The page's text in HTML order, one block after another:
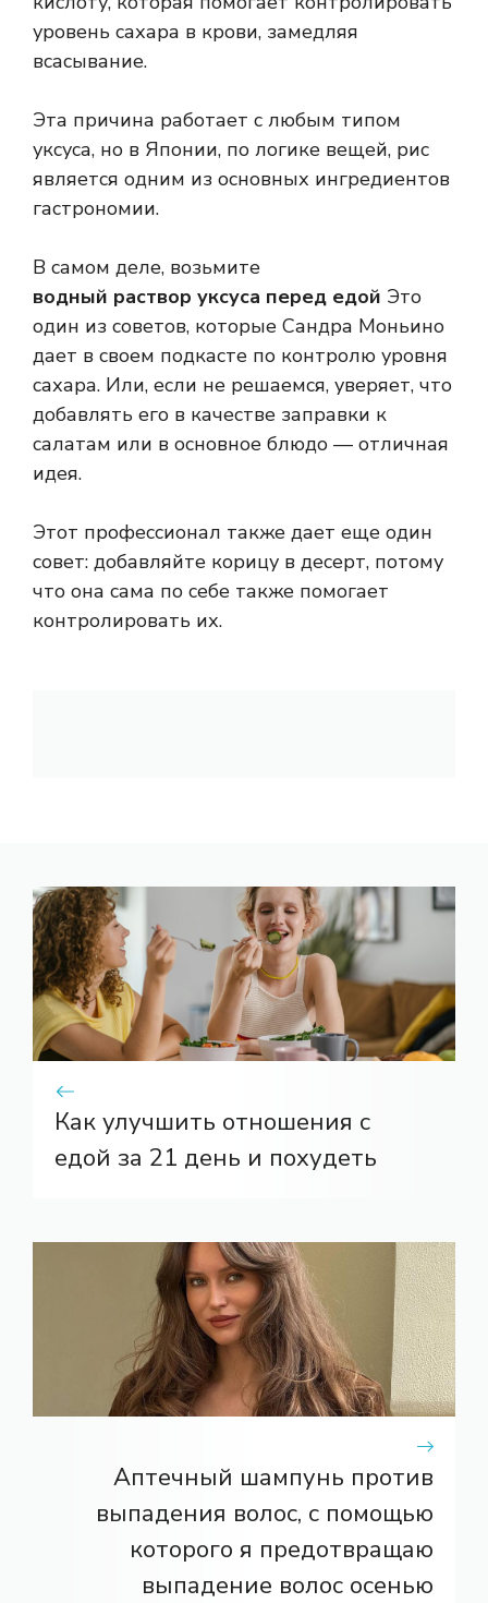
уровень сахара в крови, замедляя
всасывание.
Эта причина работает с любым типом
уксуса, но в Японии, по логике вещей, рис
является одним из основных ингредиентов
гастрономии.
В самом деле, возьмите
водный раствор уксуса перед едой Это
один из советов, которые Сандра Моньино
дает в своем подкасте по контролю уровня
сахара. Или, если не решаемся, уверяет, что
добавлять его в качестве заправки к
салатам или в основное блюдо — отличная
идея.
Этот профессионал также дает еще один
совет: добавляйте корицу в десерт, потому
что она сама по себе также помогает
контролировать их.
Как улучшить отношения с
едой за 21 день и похудеть
Аптечный шампунь против
выпадения волос, с помощью
которого я предотвращаю
выпадение волос осенью